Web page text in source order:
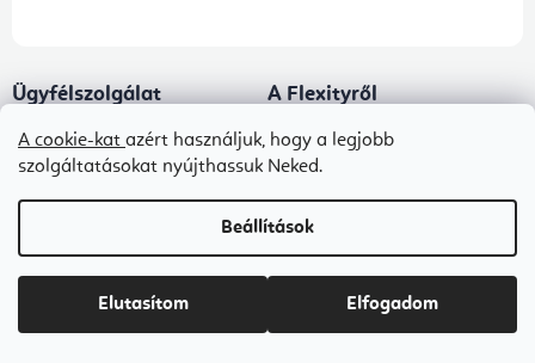
A cookie-kat azért használjuk, hogy a legjobb
szolgáltatásokat nyújthassuk Neked.
Beállítások
Elutasítom Elfogadom
Ügyfélszolgálat
Panaszeljárás és az áruk
visszaszállítása
Adatkezelési tájékoztató
Ingyenes kézbesítés
A Flexityről
Kapcsolat
Blog